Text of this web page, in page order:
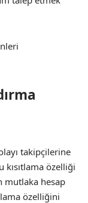
takipçilerine
kısıtlama özelliği
mutlaka hesap
özelliğini